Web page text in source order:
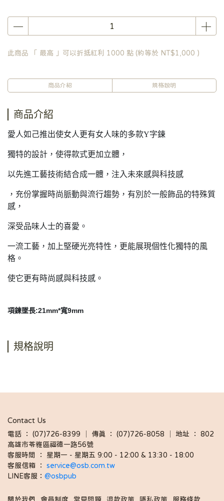
此商品 「 最高 」可以折抵紅利 1000 點 (約等於 NT$1,000 )
商品介紹 規格說明
商品介紹
愛人如己推出使女人更有女人味的多款Y字鍊
獨特的設計，使得款式更加立體，
以先進工藝技術結合成一體，注入未來感與科技感
，充份掌握時尚脈動與流行趨勢，有別於一般飾品的特殊質
感，
深受品味人士的喜愛。
一流工藝，加上堅硬光亮特性，更能展現個性化獨特的風
格。
使它更有時尚感與科技感。
項鍊墜長:21mm*寬9mm
規格說明
Contact Us
電話 ： (07)726-8399 │ 傳真 ： (07)726-8058 │ 地址 ： 802
高雄市苓雅區福德一路56號
客服時間 ： 星期一 - 星期五 9:00 - 12:00 & 13:30 - 18:00
客服信箱 ： service@osb.com.tw
LINE客服： @osbpub